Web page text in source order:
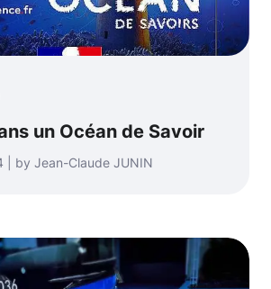
un Océan de Savoir
| by Jean-Claude JUNIN